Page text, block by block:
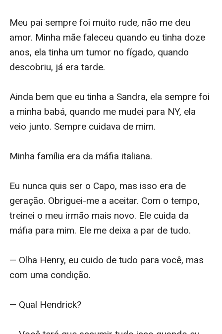
Meu pai sempre foi muito rude, não me deu
amor. Minha mãe faleceu quando eu tinha doze
anos, ela tinha um tumor no fígado, quando
descobriu, já era tarde.
Ainda bem que eu tinha a Sandra, ela sempre foi
a minha babá, quando me mudei para NY, ela
veio junto. Sempre cuidava de mim.
Minha família era da máfia italiana.
Eu nunca quis ser o Capo, mas isso era de
geração. Obriguei-me a aceitar. Com o tempo,
treinei o meu irmão mais novo. Ele cuida da
máfia para mim. Ele me deixa a par de tudo.
— Olha Henry, eu cuido de tudo para você, mas
com uma condição.
— Qual Hendrick?